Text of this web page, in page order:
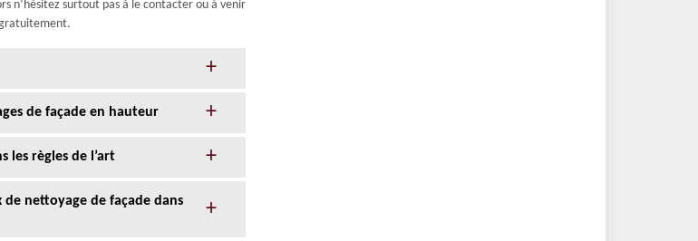
n’hésitez surtout pas à le contacter ou à venir
de façade en hauteur
les règles de l’art
nettoyage de façade dans